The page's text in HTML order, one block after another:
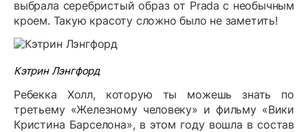
выбрала серебристый образ от Prada с необычным
кроем. Такую красоту сложно было не заметить!
Кэтрин Лэнгфорд
Ребекка Холл, которую ты можешь знать по
третьему «Железному человеку» и фильму «Вики
Кристина Барселона», в этом году вошла в состав